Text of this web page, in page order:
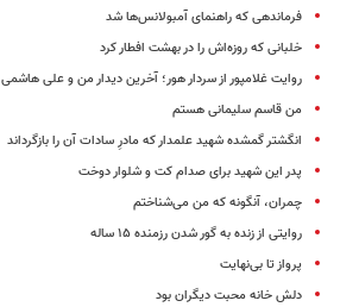
فرماندهی که راهنمای آمبولانس‌ها شد
خلبانی که روزه‌اش را در بهشت افطار کرد
روایت غلامپور از سردار هور؛ آخرین دیدار من و علی هاشمی
من قاسم سلیمانی هستم
انگشتر گمشده شهید علمدار که مادرِ سادات آن را بازگرداند
پدر این شهید برای صدام کت و شلوار دوخت
چمران، آنگونه که من می‌شناختم
روایتی از زنده به گور شدن رزمنده ۱۵ ساله
پرواز تا بی‌نهایت
دلش خانه محبت دیگران بود